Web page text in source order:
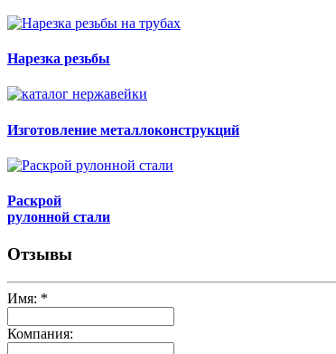
Нарезка резьбы
Изготовление металлоконструкций
Раскрой
рулонной стали
Отзывы
Имя: *
Компания: